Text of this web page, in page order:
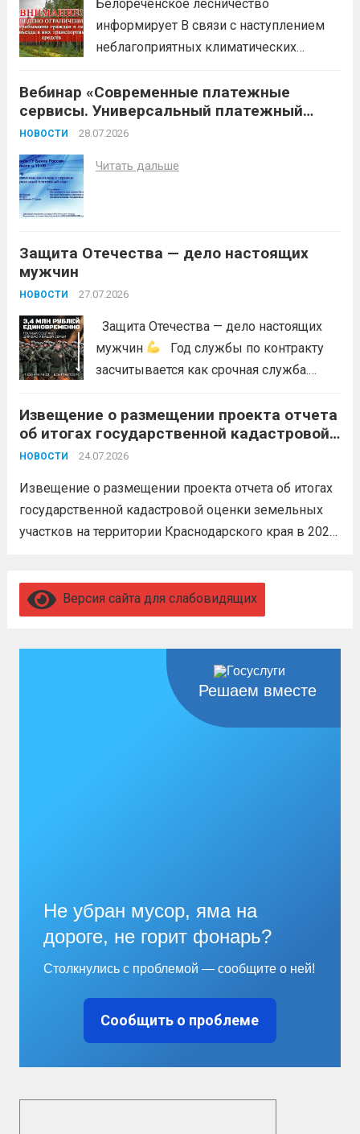
Белореченское лесничество
информирует В связи с наступлением
неблагоприятных климатических
воздуха, отсутствие осадков,
порывистый ветер), в целях
недопущения ухудшения лесопожарной
возникновений чрезвычайных
Вебинар «Современные платежные
сервисы. Универсальный платежный
код»
НОВОСТИ 28.07.2026
Читать дальше
Защита Отечества — дело настоящих
мужчин
НОВОСТИ 27.07.2026
Защита Отечества — дело настоящих
мужчин
Год службы по контракту
засчитывается как срочная служба.
невозможен без вашего согласия,
увольнение по окончании срока
гарантировано. Регион предоставляет
бойцам множество мер поддержки:
3,4 млн рублей единовременно;...
Извещение о размещении проекта отчета
об итогах государственной кадастровой
оценки земельных участков на
году
НОВОСТИ 24.07.2026
Извещение о размещении проекта отчета об итогах
государственной кадастровой оценки земельных
участков на территории Краснодарского края в 2026
Версия сайта для слабовидящих
Решаем вместе
Не убран мусор, яма на
дороге, не горит фонарь?
Столкнулись с проблемой — сообщите о ней!
Сообщить о проблеме